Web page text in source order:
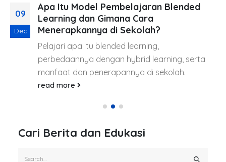
09
Dec
Apa Itu Model Pembelajaran Blended
Learning dan Gimana Cara
Menerapkannya di Sekolah?
Pelajari apa itu blended learning,
perbedaannya dengan hybrid learning, serta
manfaat dan penerapannya di sekolah.
read more
Cari Berita dan Edukasi